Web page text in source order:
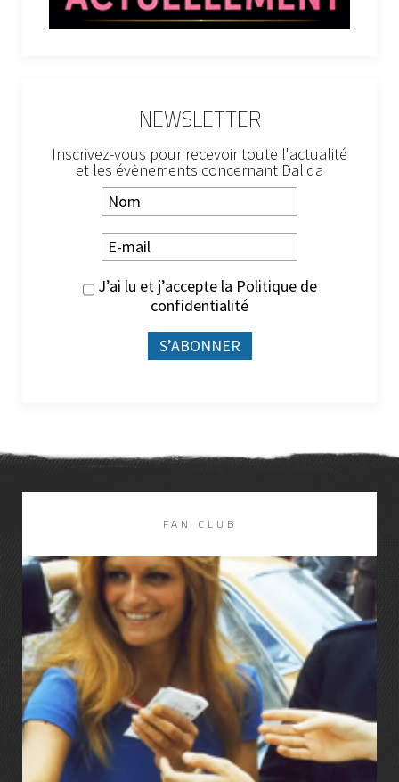
NEWSLETTER
Inscrivez-vous pour recevoir toute l'actualité
et les évènements concernant Dalida
J’ai lu et j’accepte la Politique de
confidentialité
FAN CLUB
LIRE LA SUITE